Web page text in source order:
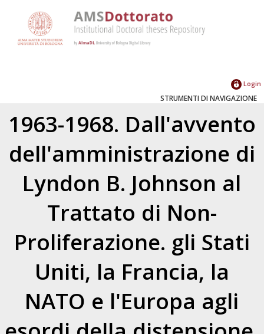
Login
STRUMENTI DI NAVIGAZIONE
1963-1968. Dall'avvento
dell'amministrazione di
Lyndon B. Johnson al
Trattato di Non-
Proliferazione. gli Stati
Uniti, la Francia, la
NATO e l'Europa agli